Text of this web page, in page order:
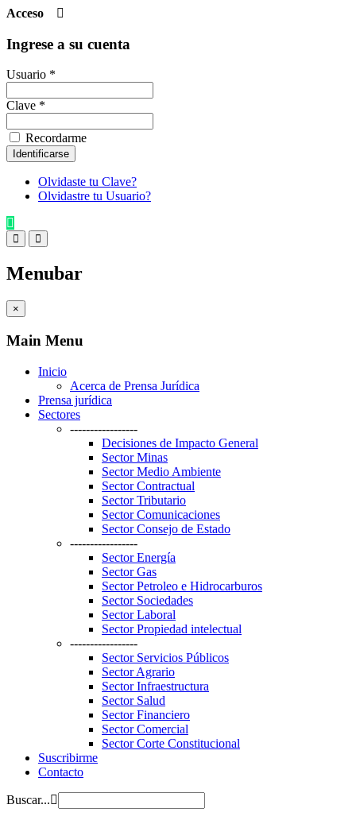
Acceso
Ingrese a su cuenta
Usuario *
Clave *
Recordarme
Olvidaste tu Clave?
Olvidastre tu Usuario?
Menubar
×
Main Menu
Inicio
Acerca de Prensa Jurídica
Prensa jurídica
Sectores
-----------------
Decisiones de Impacto General
Sector Minas
Sector Medio Ambiente
Sector Contractual
Sector Tributario
Sector Comunicaciones
Sector Consejo de Estado
-----------------
Sector Energía
Sector Gas
Sector Petroleo e Hidrocarburos
Sector Sociedades
Sector Laboral
Sector Propiedad intelectual
-----------------
Sector Servicios Públicos
Sector Agrario
Sector Infraestructura
Sector Salud
Sector Financiero
Sector Comercial
Sector Corte Constitucional
Suscribirme
Contacto
Buscar...